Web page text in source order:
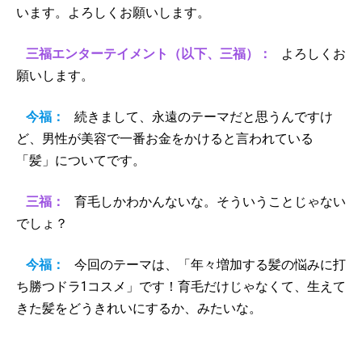
います。よろしくお願いします。
三福エンターテイメント（以下、三福）：
よろしくお
願いします。
今福：
続きまして、永遠のテーマだと思うんですけ
ど、男性が美容で一番お金をかけると言われている
「髪」についてです。
三福：
育毛しかわかんないな。そういうことじゃない
でしょ？
今福：
今回のテーマは、「年々増加する髪の悩みに打
ち勝つドラ1コスメ」です！育毛だけじゃなくて、生えて
きた髪をどうきれいにするか、みたいな。